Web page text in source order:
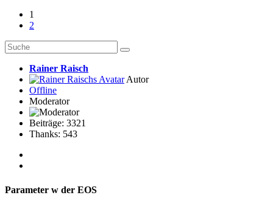
1
2
Rainer Raisch
Autor
Offline
Moderator
Beiträge: 3321
Thanks: 543
Parameter w der EOS